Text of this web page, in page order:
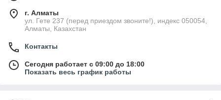
г. Алматы
ул. Гете 237 (перед приездом звоните!), индекс 050054,
Алматы, Казахстан
Контакты
Сегодня работает с 09:00 до 18:00
Показать весь график работы